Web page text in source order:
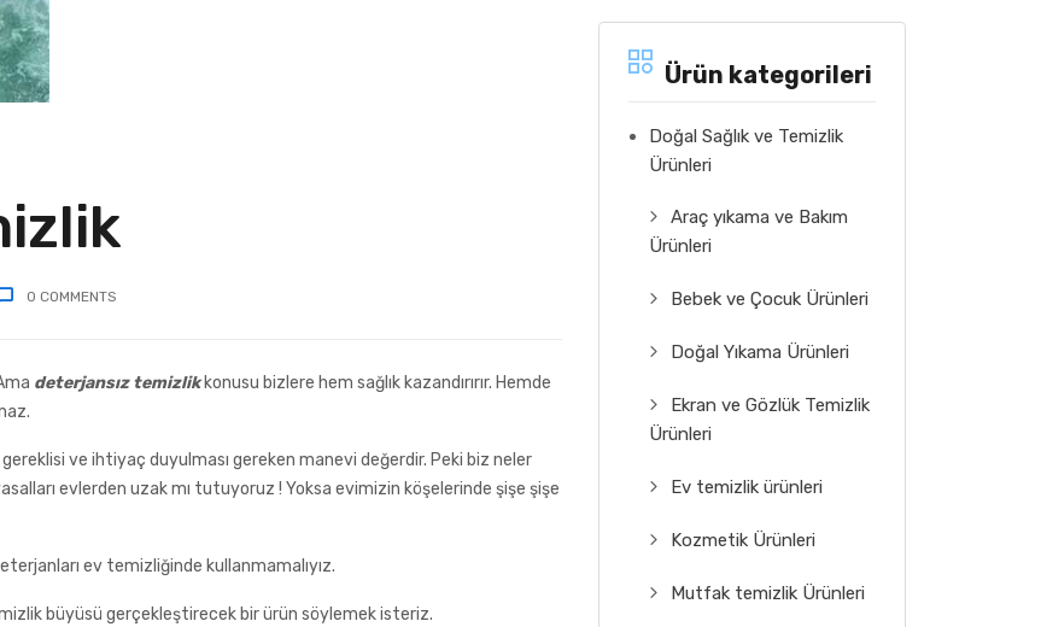
Ürün kategorileri
Doğal Sağlık ve Temizlik
Ürünleri
Araç yıkama ve Bakım
Ürünleri
Bebek ve Çocuk Ürünleri
Doğal Yıkama Ürünleri
Ekran ve Gözlük Temizlik
Ürünleri
Ev temizlik ürünleri
Kozmetik Ürünleri
Mutfak temizlik Ürünleri
0 COMMENTS
deterjansız temizlikkonusu bizlere hem sağlık kazandırırır. Hemde
gereklisi ve ihtiyaç duyulması gereken manevi değerdir. Peki biz neler
evlerden uzak mı tutuyoruz ! Yoksa evimizin köşelerinde şişe şişe
ev temizliğinde kullanmamalıyız.
büyüsü gerçekleştirecek bir ürün söylemek isteriz.